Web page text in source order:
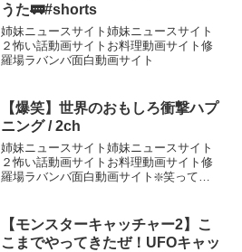
うた🚃#shorts
姉妹ニュースサイト姉妹ニュースサイト
２怖い話動画サイトお料理動画サイト修
羅場ラバンバ面白動画サイト
【爆笑】世界のおもしろ衝撃ハプ
ニング / 2ch
姉妹ニュースサイト姉妹ニュースサイト
２怖い話動画サイトお料理動画サイト修
羅場ラバンバ面白動画サイト❇️笑って笑
爆笑映像#おもしろ画像#面白画像フリー
素材：VOIC...
【モンスターキャッチャー2】こ
こまでやってきたぜ！UFOキャッ